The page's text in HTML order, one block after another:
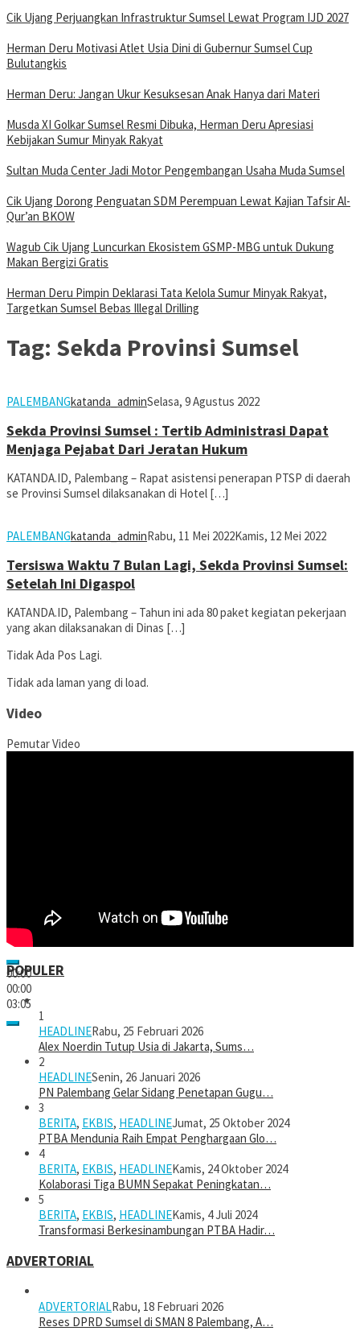
Cik Ujang Perjuangkan Infrastruktur Sumsel Lewat Program IJD 2027
Herman Deru Motivasi Atlet Usia Dini di Gubernur Sumsel Cup
Bulutangkis
Herman Deru: Jangan Ukur Kesuksesan Anak Hanya dari Materi
Musda XI Golkar Sumsel Resmi Dibuka, Herman Deru Apresiasi
Kebijakan Sumur Minyak Rakyat
Sultan Muda Center Jadi Motor Pengembangan Usaha Muda Sumsel
Cik Ujang Dorong Penguatan SDM Perempuan Lewat Kajian Tafsir Al-
Qur’an BKOW
Wagub Cik Ujang Luncurkan Ekosistem GSMP-MBG untuk Dukung
Makan Bergizi Gratis
Herman Deru Pimpin Deklarasi Tata Kelola Sumur Minyak Rakyat,
Targetkan Sumsel Bebas Illegal Drilling
Tag: Sekda Provinsi Sumsel
PALEMBANGkatanda_adminSelasa, 9 Agustus 2022
Sekda Provinsi Sumsel : Tertib Administrasi Dapat
Menjaga Pejabat Dari Jeratan Hukum
KATANDA.ID, Palembang – Rapat asistensi penerapan PTSP di daerah
se Provinsi Sumsel dilaksanakan di Hotel […]
PALEMBANGkatanda_adminRabu, 11 Mei 2022Kamis, 12 Mei 2022
Tersiswa Waktu 7 Bulan Lagi, Sekda Provinsi Sumsel:
Setelah Ini Digaspol
KATANDA.ID, Palembang – Tahun ini ada 80 paket kegiatan pekerjaan
yang akan dilaksanakan di Dinas […]
Tidak Ada Pos Lagi.
Tidak ada laman yang di load.
Video
Pemutar Video
00:00
00:00
03:05
POPULER
1
HEADLINERabu, 25 Februari 2026
Alex Noerdin Tutup Usia di Jakarta, Sums…
2
HEADLINESenin, 26 Januari 2026
PN Palembang Gelar Sidang Penetapan Gugu…
3
BERITA, EKBIS, HEADLINEJumat, 25 Oktober 2024
PTBA Mendunia Raih Empat Penghargaan Glo…
4
BERITA, EKBIS, HEADLINEKamis, 24 Oktober 2024
Kolaborasi Tiga BUMN Sepakat Peningkatan…
5
BERITA, EKBIS, HEADLINEKamis, 4 Juli 2024
Transformasi Berkesinambungan PTBA Hadir…
ADVERTORIAL
ADVERTORIALRabu, 18 Februari 2026
Reses DPRD Sumsel di SMAN 8 Palembang, A…